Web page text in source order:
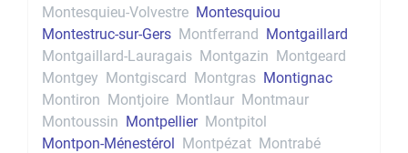
Montesquieu-Volvestre Montesquiou
Montestruc-sur-Gers Montferrand Montgaillard
Montgaillard-Lauragais Montgazin Montgeard
Montgey Montgiscard Montgras Montignac
Montiron Montjoire Montlaur Montmaur
Montoussin Montpellier Montpitol
Montpon-Ménestérol Montpézat Montrabé